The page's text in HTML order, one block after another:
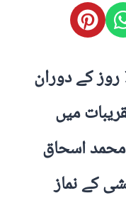
ولی عہد بہاولپور گزشتہ 10 روز کے دوران
میں
اسحاق
کے نماز